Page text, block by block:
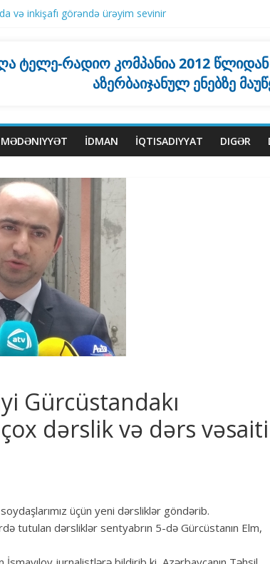
və inkişafı görəndə ürəyim sevinir
qətnaməsini tənqid edib
zəif mövqedə qaldığını yazır
ölüb, 30 yaralı var
ტელე-რადიო კომპანია 2012
აზერბაიჯანულ ენებზე
MƏDƏNIYYƏT İDMAN İQTISADIYYAT DIGƏR
Gürcüstandakı
dərslik və dərs vəsaiti
üçün yeni dərsliklər göndərib.
tutulan dərsliklər sentyabrın 5-də Gürcüstanın Elm,